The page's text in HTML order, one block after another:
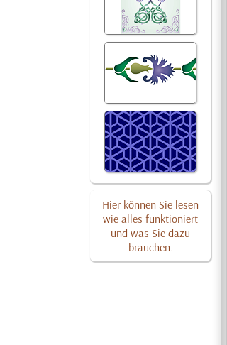
Hier können Sie lesen
wie alles funktioniert
und was Sie dazu
brauchen.